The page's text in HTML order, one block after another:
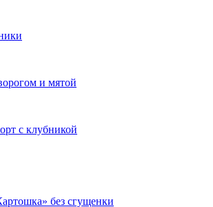
и мятой
с клубникой
без сгущенки